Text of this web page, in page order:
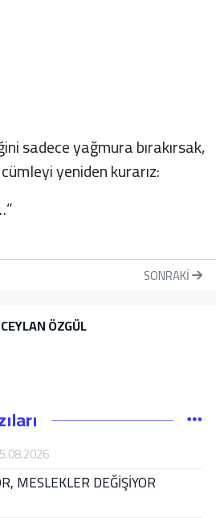
sadece yağmura bırakırsak,
yeniden kurarız:
SONRAKI
ÖZGÜL
MESLEKLER DEĞİŞİYOR